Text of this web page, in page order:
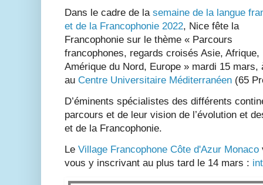
Dans le cadre de la semaine de la langue
et de la Francophonie 2022, Nice fête la
Francophonie sur le thème « Parcours
francophones, regards croisés Asie, Afrique,
Amérique du Nord, Europe » mardi 15 mars,
au Centre Universitaire Méditerranéen (65
D’éminents spécialistes des différents
parcours et de leur vision de l’évolution et
et de la Francophonie.
Le Village Francophone Côte d'Azur Monaco
vous y inscrivant au plus tard le 14 mars :